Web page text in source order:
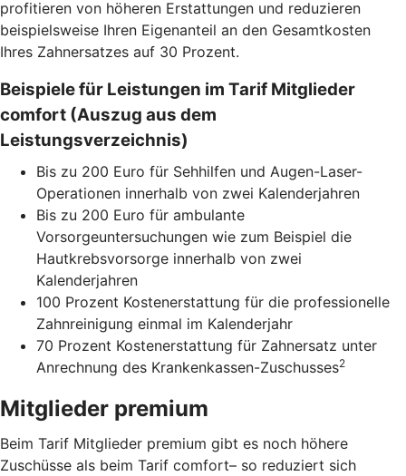
profitieren von höheren Erstattungen und reduzieren
beispielsweise Ihren Eigenanteil an den Gesamtkosten
Ihres Zahnersatzes auf 30 Prozent.
Beispiele für Leistungen im Tarif Mitglieder
comfort (Auszug aus dem
Leistungsverzeichnis)
Bis zu 200 Euro für Sehhilfen und Augen-Laser-
Operationen innerhalb von zwei Kalenderjahren
Bis zu 200 Euro für ambulante
Vorsorgeuntersuchungen wie zum Beispiel die
Hautkrebsvorsorge innerhalb von zwei
Kalenderjahren
100 Prozent Kostenerstattung für die professionelle
Zahnreinigung einmal im Kalenderjahr
70 Prozent Kostenerstattung für Zahnersatz unter
Anrechnung des Krankenkassen-Zuschusses2
Mitglieder premium
Beim Tarif Mitglieder premium gibt es noch höhere
Zuschüsse als beim Tarif comfort– so reduziert sich